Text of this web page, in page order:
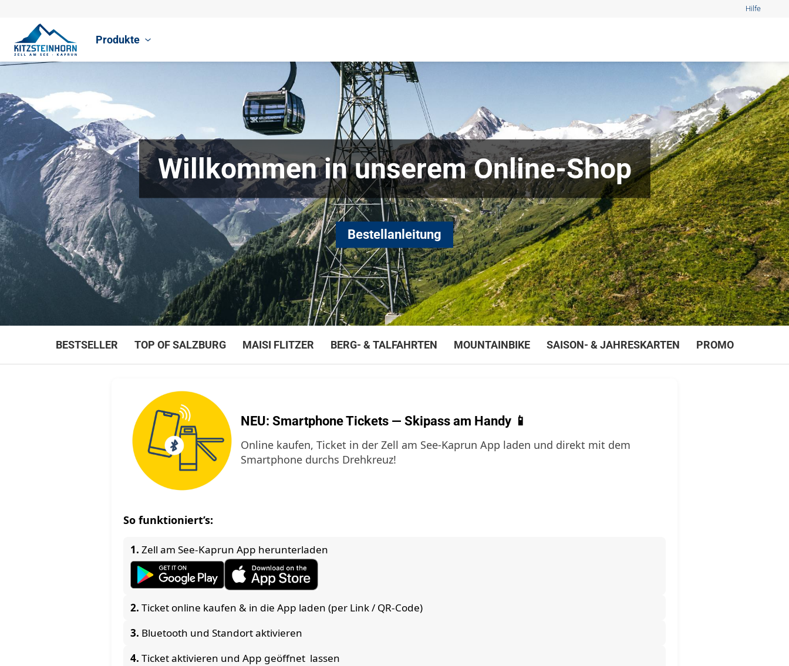
Hilfe
Produkte
Willkommen in unserem Online-Shop
Bestellanleitung
BESTSELLER TOP OF SALZBURG MAISI FLITZER BERG- & TALFAHRTEN MOUNTAINBIKE SAISON- & JAHRESKARTEN PROMO
NEU: Smartphone Tickets — Skipass am Handy 📱
Online kaufen, Ticket in der Zell am See-Kaprun App laden und direkt mit dem
Smartphone durchs Drehkreuz!
So funktioniert’s:
1. Zell am See-Kaprun App herunterladen
2. Ticket online kaufen & in die App laden (per Link / QR-Code)
3. Bluetooth und Standort aktivieren
4. Ticket aktivieren und App geöffnet lassen